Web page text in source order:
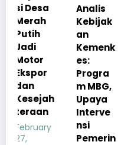
Analis
Kebijak
an
Kemenk
es:
Progra
m MBG,
Upaya
Interve
nsi
Pemerin
Evaluas
i
Terukur
MBG
Jadi
Langka
h
Pemerin
tah
Cetak
Genera